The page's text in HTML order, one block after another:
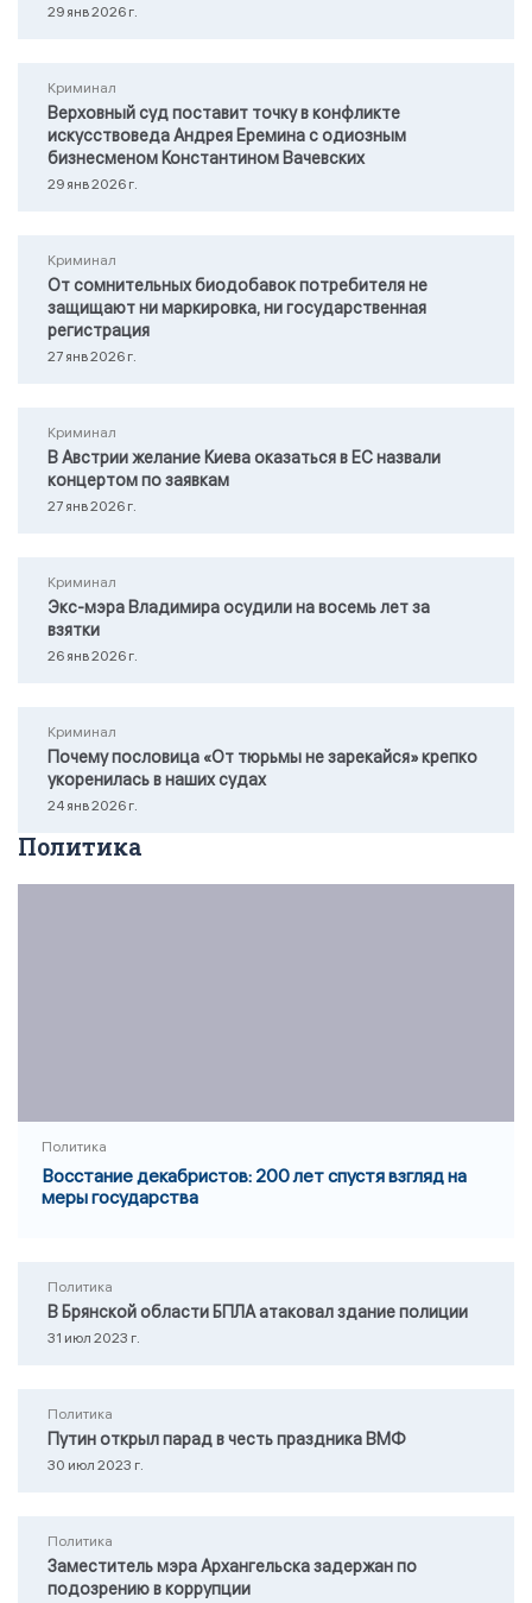
29 янв 2026 г.
Криминал
Верховный суд поставит точку в конфликте
искусствоведа Андрея Еремина с одиозным
бизнесменом Константином Вачевских
29 янв 2026 г.
Криминал
От сомнительных биодобавок потребителя не
защищают ни маркировка, ни государственная
регистрация
27 янв 2026 г.
Криминал
В Австрии желание Киева оказаться в ЕС назвали
концертом по заявкам
27 янв 2026 г.
Криминал
Экс-мэра Владимира осудили на восемь лет за
взятки
26 янв 2026 г.
Криминал
Почему пословица «От тюрьмы не зарекайся» крепко
укоренилась в наших судах
24 янв 2026 г.
Политика
Политика
Восстание декабристов: 200 лет спустя взгляд на
меры государства
Политика
В Брянской области БПЛА атаковал здание полиции
31 июл 2023 г.
Политика
Путин открыл парад в честь праздника ВМФ
30 июл 2023 г.
Политика
Заместитель мэра Архангельска задержан по
подозрению в коррупции